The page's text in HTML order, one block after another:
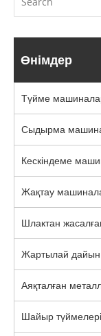
Өнімдер
Түйме
Сыдырма
Кескіндеме
Жақтау
Шлактан
Жартылай дайын
Аяқталған
Шайыр